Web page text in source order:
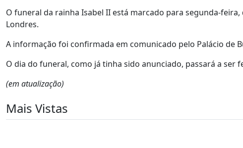
O funeral da rainha Isabel II está marcado para segunda-
Londres.
A informação foi confirmada em comunicado pelo Palácio de
O dia do funeral, como já tinha sido anunciado, passará a ser
(em atualização)
Mais Vistas